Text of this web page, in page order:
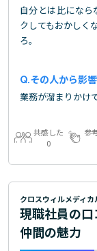
自分とは比にな
クしてもおかしく
ろ。
その人から影
業務が溜まりかけ
共感した
0
参
クロスウィルメディ
現職社員の
仲間の魅力